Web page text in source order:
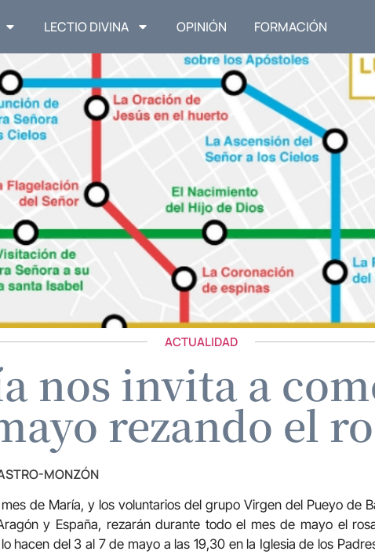
LECTIO DIVINA OPINIÓN FORMACIÓN
ACTUALIDAD
nos invita a
rezando el
MONZÓN
de María, y los voluntarios del grupo Virgen del Pueyo de
y España, rezarán durante todo el mes de mayo el
hacen del 3 al 7 de mayo a las 19,30 en la Iglesia de los